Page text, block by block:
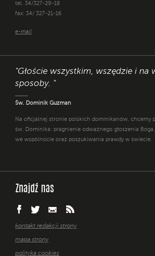
tel. 34/327-29-18
fax: 34/ 327-21-16
e-mail
"Głoście wszystkim, wszędzie i na
sposoby. "
Św. Dominik Guzman
Na oficjalnej stronie polskich dominikanów, chcemy
św. Dominika: pragnienie odważnego głoszenia
we wspólnocie oraz poszukiwania prawdy w świecie.
Znajdź nas
kontakt redakcji strony
mapa strony
polityka cookies